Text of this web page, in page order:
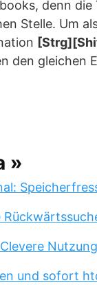
denn
Stelle. Um
den
»
und sofort